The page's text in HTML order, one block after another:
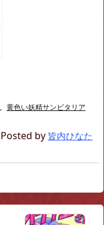
, 黄色い妖精サンビタリア
Posted by 皆内ひなた